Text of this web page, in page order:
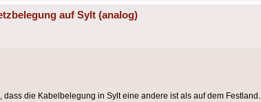
auf Sylt (analog)
die Kabelbelegung in Sylt eine andere ist als auf dem Festland.